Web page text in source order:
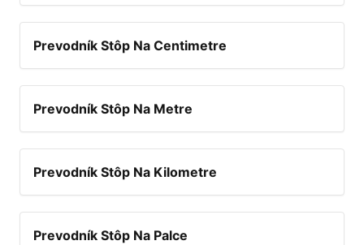
Prevodník Stôp Na Centimetre
Prevodník Stôp Na Metre
Prevodník Stôp Na Kilometre
Prevodník Stôp Na Palce